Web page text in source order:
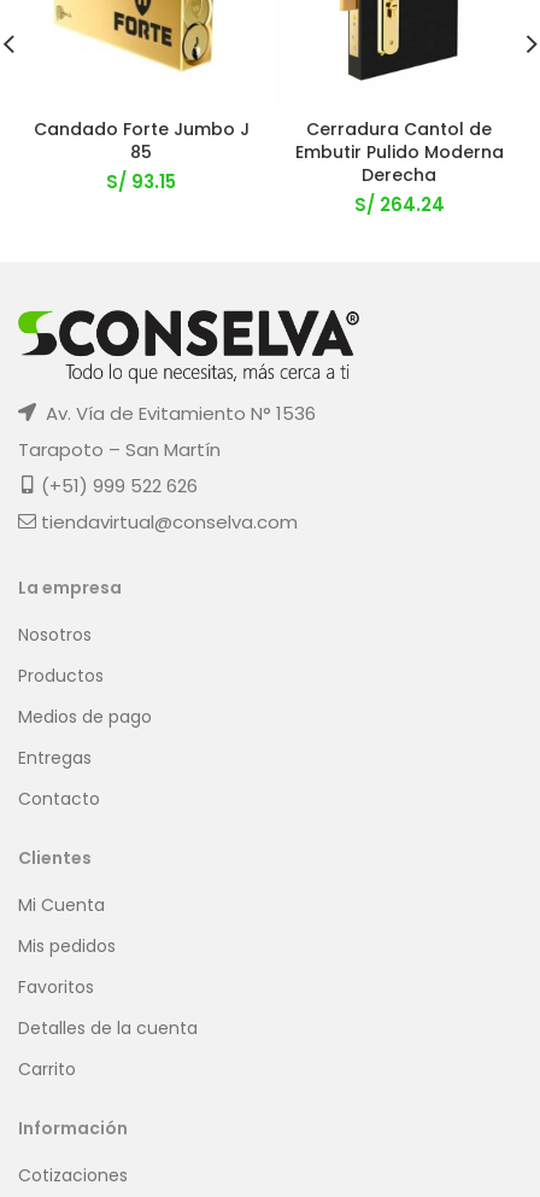
Candado Forte Jumbo J
85
S/ 93.15
Cerradura Cantol de
Embutir Pulido Moderna
Derecha
S/ 264.24
Av. Vía de Evitamiento N° 1536
Tarapoto – San Martín
(+51) 999 522 626
tiendavirtual@conselva.com
La empresa
Nosotros
Productos
Medios de pago
Entregas
Contacto
Clientes
Mi Cuenta
Mis pedidos
Favoritos
Detalles de la cuenta
Carrito
Información
Cotizaciones